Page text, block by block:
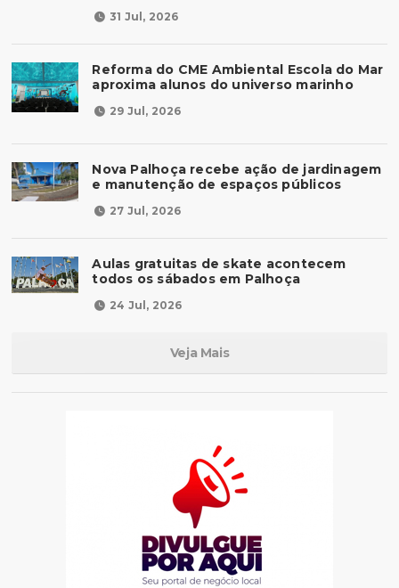
31 Jul, 2026
Reforma do CME Ambiental Escola do Mar
aproxima alunos do universo marinho
29 Jul, 2026
Nova Palhoça recebe ação de jardinagem
e manutenção de espaços públicos
27 Jul, 2026
Aulas gratuitas de skate acontecem
todos os sábados em Palhoça
24 Jul, 2026
Veja Mais